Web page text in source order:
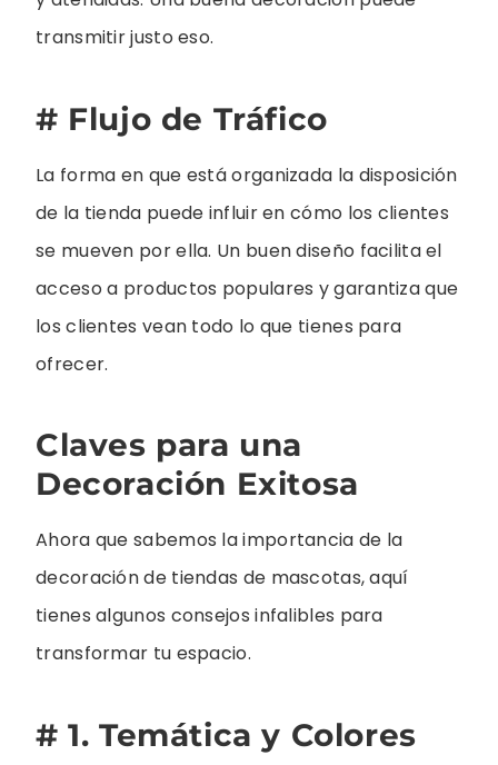
transmitir justo eso.
# Flujo de Tráfico
La forma en que está organizada la disposición
de la tienda puede influir en cómo los clientes
se mueven por ella. Un buen diseño facilita el
acceso a productos populares y garantiza que
los clientes vean todo lo que tienes para
ofrecer.
Claves para una
Decoración Exitosa
Ahora que sabemos la importancia de la
decoración de tiendas de mascotas, aquí
tienes algunos consejos infalibles para
transformar tu espacio.
# 1. Temática y Colores